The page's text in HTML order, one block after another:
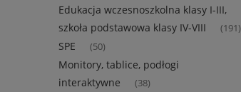
Edukacja wczesnoszkolna klasy I-III,
szkoła podstawowa klasy IV-VIII
(191)
SPE (50)
Monitory, tablice, podłogi
interaktywne
(38)